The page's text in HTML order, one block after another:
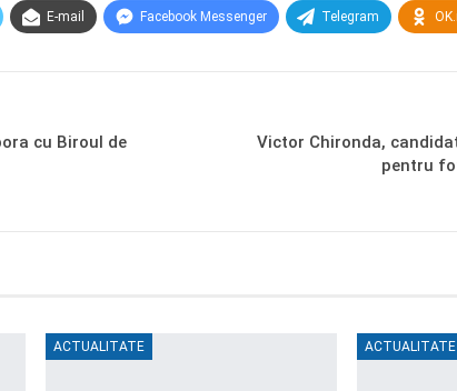
E-mail Facebook Messenger Telegram
cu Biroul de
Victor Chironda,
pentru
ACTUALITATE ACTUALITATE